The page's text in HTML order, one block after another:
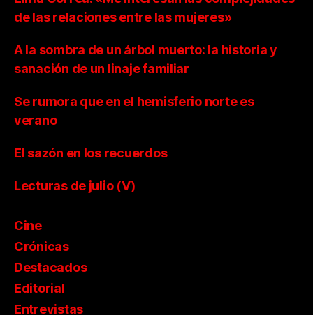
de las relaciones entre las mujeres»
A la sombra de un árbol muerto: la historia y
sanación de un linaje familiar
Se rumora que en el hemisferio norte es
verano
El sazón en los recuerdos
Lecturas de julio (V)
Cine
Crónicas
Destacados
Editorial
Entrevistas